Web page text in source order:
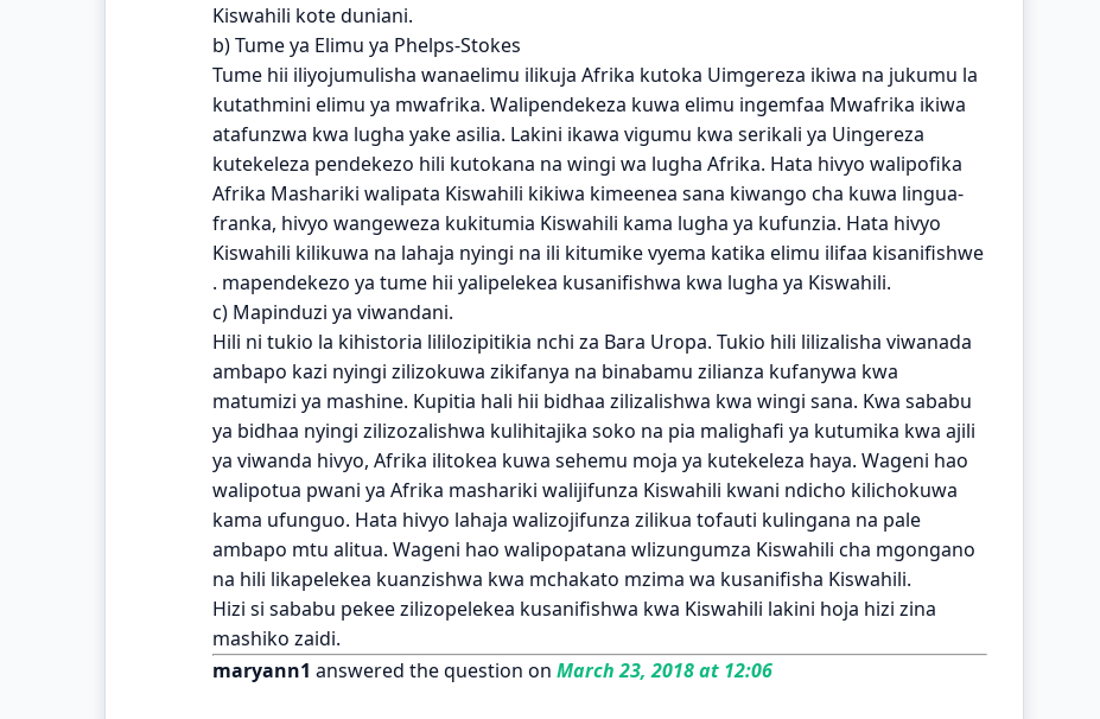
Kiswahili kote duniani.
b) Tume ya Elimu ya Phelps-Stokes
Tume hii iliyojumulisha wanaelimu ilikuja Afrika kutoka Uimgereza ikiwa na jukumu la
kutathmini elimu ya mwafrika. Walipendekeza kuwa elimu ingemfaa Mwafrika ikiwa
atafunzwa kwa lugha yake asilia. Lakini ikawa vigumu kwa serikali ya Uingereza
kutekeleza pendekezo hili kutokana na wingi wa lugha Afrika. Hata hivyo walipofika
Afrika Mashariki walipata Kiswahili kikiwa kimeenea sana kiwango cha kuwa lingua-
franka, hivyo wangeweza kukitumia Kiswahili kama lugha ya kufunzia. Hata hivyo
Kiswahili kilikuwa na lahaja nyingi na ili kitumike vyema katika elimu ilifaa kisanifishwe
. mapendekezo ya tume hii yalipelekea kusanifishwa kwa lugha ya Kiswahili.
c) Mapinduzi ya viwandani.
Hili ni tukio la kihistoria lililozipitikia nchi za Bara Uropa. Tukio hili lilizalisha viwanada
ambapo kazi nyingi zilizokuwa zikifanya na binabamu zilianza kufanywa kwa
matumizi ya mashine. Kupitia hali hii bidhaa zilizalishwa kwa wingi sana. Kwa sababu
ya bidhaa nyingi zilizozalishwa kulihitajika soko na pia malighafi ya kutumika kwa ajili
ya viwanda hivyo, Afrika ilitokea kuwa sehemu moja ya kutekeleza haya. Wageni hao
walipotua pwani ya Afrika mashariki walijifunza Kiswahili kwani ndicho kilichokuwa
kama ufunguo. Hata hivyo lahaja walizojifunza zilikua tofauti kulingana na pale
ambapo mtu alitua. Wageni hao walipopatana wlizungumza Kiswahili cha mgongano
na hili likapelekea kuanzishwa kwa mchakato mzima wa kusanifisha Kiswahili.
Hizi si sababu pekee zilizopelekea kusanifishwa kwa Kiswahili lakini hoja hizi zina
mashiko zaidi.
maryann1 answered the question on March 23, 2018 at 12:06